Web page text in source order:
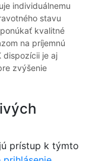
individuálnemu
stavu
kvalitné
na príjemnú
dispozícii je aj
zvýšenie
prístup k týmto